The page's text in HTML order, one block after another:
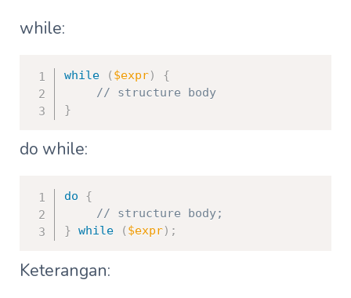
while:
while ( $expr)
{
// structure body
}
do while:
do
{
// structure body;
} while ( $expr) ;
Keterangan: